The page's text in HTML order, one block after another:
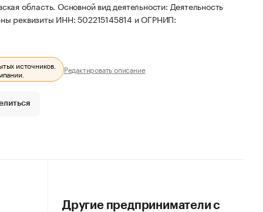
область. Основной вид деятельности: Деятельность
реквизиты ИНН: 502215145814 и ОГРНИП:
источников.
Редактировать описание
Другие предприниматели с